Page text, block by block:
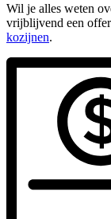
Wil je alles weten
vrijblijvend een
kozijnen.